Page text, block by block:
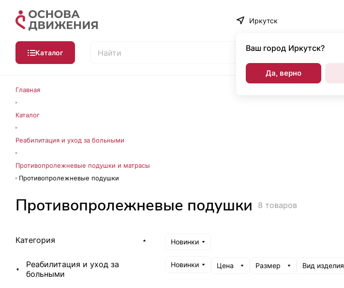
Иркутск
Ваш город Иркутск?
Да, верно
Каталог
Главная
Каталог
Реабилитация и уход за больными
Противопролежневые подушки и матрасы
Противопролежневые подушки
Противопролежневые подушки 8 товаров
Новинки
Новинки Цена Размер Вид изделия
Категория
Реабилитация и уход за
больными